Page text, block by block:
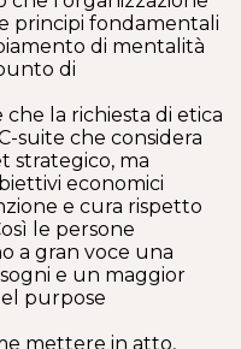
principi fondamentali
di mentalità
di
che la richiesta di etica
suite che considera
strategico, ma
economici
e cura rispetto
le persone
a gran voce una
e un maggior
purpose
mettere in atto,